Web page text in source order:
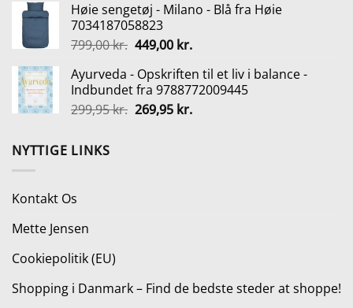
pris
var:
69,00 kr..
pris
51,75 kr..
Høie sengetøj - Milano - Blå fra Høie
7034187058823
799,00kr. Den
pris
var:
799,00 kr..
449,00 kr.Den
pris
er:
449,00 kr..
Ayurveda - Opskriften til et liv i balance -
Indbundet fra 9788772009445
299,95kr. Den
269,95 kr.Den
NYTTIGE LINKS
Kontakt Os
Mette Jensen
Cookiepolitik (EU)
Shopping i Danmark – Find de bedste steder at shoppe!